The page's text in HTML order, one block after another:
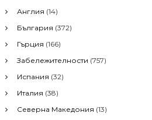
Англия (14)
България (372)
Гърция (166)
Забележителности (757)
Испания (32)
Италия (38)
Северна Македония (13)